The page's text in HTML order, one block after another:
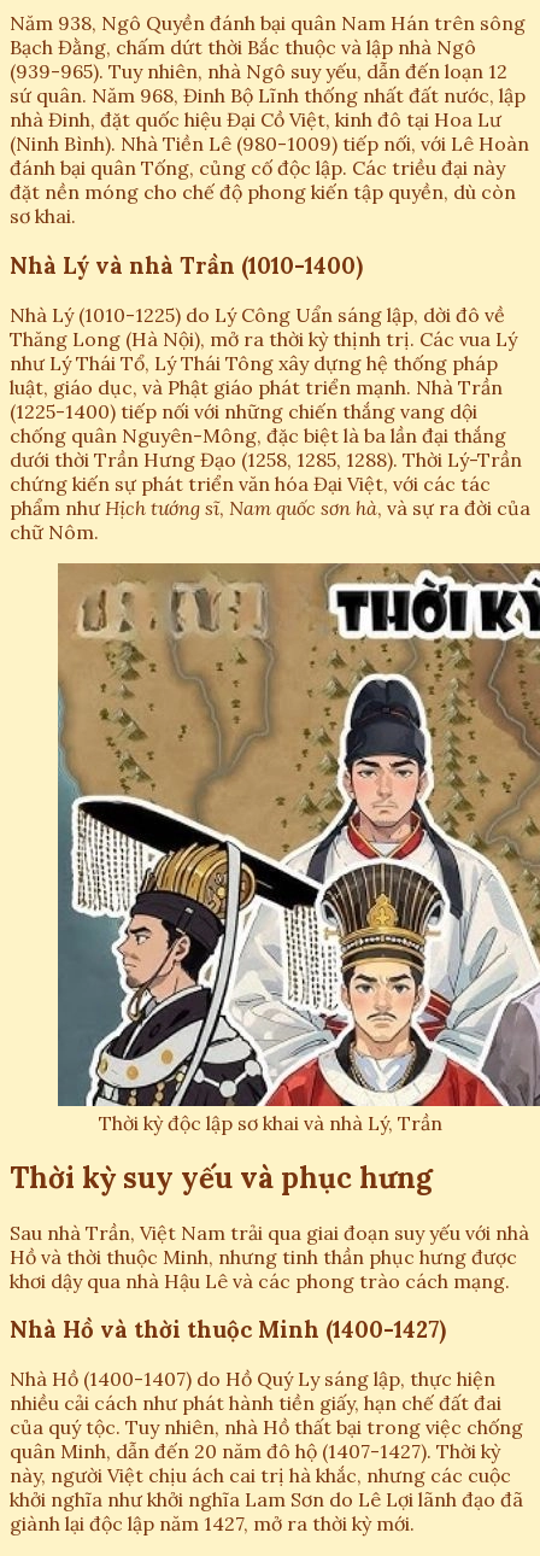
Năm 938, Ngô Quyền đánh bại quân Nam Hán trên sông
Bạch Đằng, chấm dứt thời Bắc thuộc và lập nhà Ngô
(939-965). Tuy nhiên, nhà Ngô suy yếu, dẫn đến loạn 12
sứ quân. Năm 968, Đinh Bộ Lĩnh thống nhất đất nước, lập
nhà Đinh, đặt quốc hiệu Đại Cồ Việt, kinh đô tại Hoa Lư
(Ninh Bình). Nhà Tiền Lê (980-1009) tiếp nối, với Lê Hoàn
đánh bại quân Tống, củng cố độc lập. Các triều đại này
đặt nền móng cho chế độ phong kiến tập quyền, dù còn
sơ khai.
Nhà Lý và nhà Trần (1010-1400)
Nhà Lý (1010-1225) do Lý Công Uẩn sáng lập, dời đô về
Thăng Long (Hà Nội), mở ra thời kỳ thịnh trị. Các vua Lý
như Lý Thái Tổ, Lý Thái Tông xây dựng hệ thống pháp
luật, giáo dục, và Phật giáo phát triển mạnh. Nhà Trần
(1225-1400) tiếp nối với những chiến thắng vang dội
chống quân Nguyên-Mông, đặc biệt là ba lần đại thắng
dưới thời Trần Hưng Đạo (1258, 1285, 1288). Thời Lý-Trần
chứng kiến sự phát triển văn hóa Đại Việt, với các tác
phẩm như Hịch tướng sĩ, Nam quốc sơn hà, và sự ra đời của
chữ Nôm.
Thời kỳ độc lập sơ khai và nhà Lý, Trần
Thời kỳ suy yếu và phục hưng
Sau nhà Trần, Việt Nam trải qua giai đoạn suy yếu với nhà
Hồ và thời thuộc Minh, nhưng tinh thần phục hưng được
khơi dậy qua nhà Hậu Lê và các phong trào cách mạng.
Nhà Hồ và thời thuộc Minh (1400-1427)
Nhà Hồ (1400-1407) do Hồ Quý Ly sáng lập, thực hiện
nhiều cải cách như phát hành tiền giấy, hạn chế đất đai
của quý tộc. Tuy nhiên, nhà Hồ thất bại trong việc chống
quân Minh, dẫn đến 20 năm đô hộ (1407-1427). Thời kỳ
này, người Việt chịu ách cai trị hà khắc, nhưng các cuộc
khởi nghĩa như khởi nghĩa Lam Sơn do Lê Lợi lãnh đạo đã
giành lại độc lập năm 1427, mở ra thời kỳ mới.